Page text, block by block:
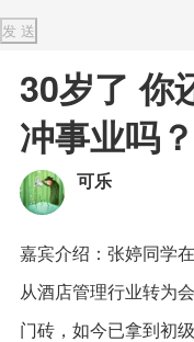
返
30岁了 你
冲事业吗？
可乐
嘉宾介绍：张婷同学
从酒店管理行业转为
门砖，如今已拿到初